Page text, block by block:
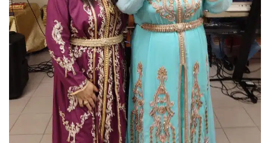
و
ن
ي